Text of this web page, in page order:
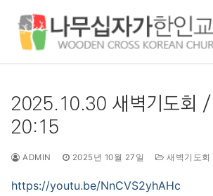
2025.10.30 새벽기도회
20:15
ADMIN 2025년 10월 27일 새벽기도회
https://youtu.be/NnCVS2yhAHc